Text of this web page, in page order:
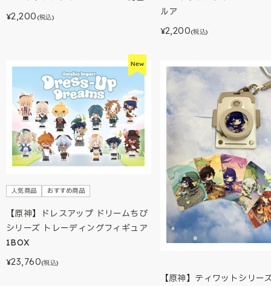
¥2,200 (税込)
ルア
¥2,200(税込)
人気商品 おすすめ商品
【原神】ドレスアップ ドリームちび
シリーズ トレーディングフィギュア
1BOX
¥23,760(税込)
【原神】ティワットシリ